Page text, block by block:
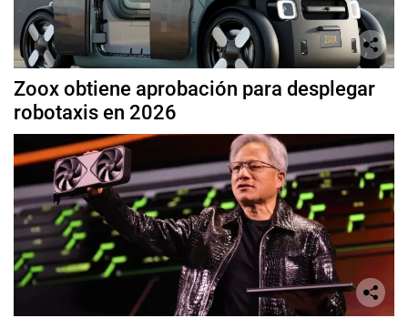
Zoox obtiene aprobación para desplegar
robotaxis en 2026